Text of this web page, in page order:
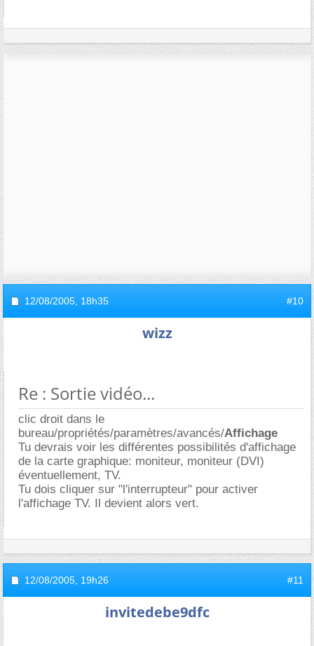
12/08/2005, 18h35 #10
wizz
Re : Sortie vidéo...
clic droit dans le
bureau/propriétés/paramètres/avancés/Affichage
Tu devrais voir les différentes possibilités d'affichage
de la carte graphique: moniteur, moniteur (DVI)
éventuellement, TV.
Tu dois cliquer sur "l'interrupteur" pour activer
l'affichage TV. Il devient alors vert.
12/08/2005, 19h26 #11
invitedebe9dfc